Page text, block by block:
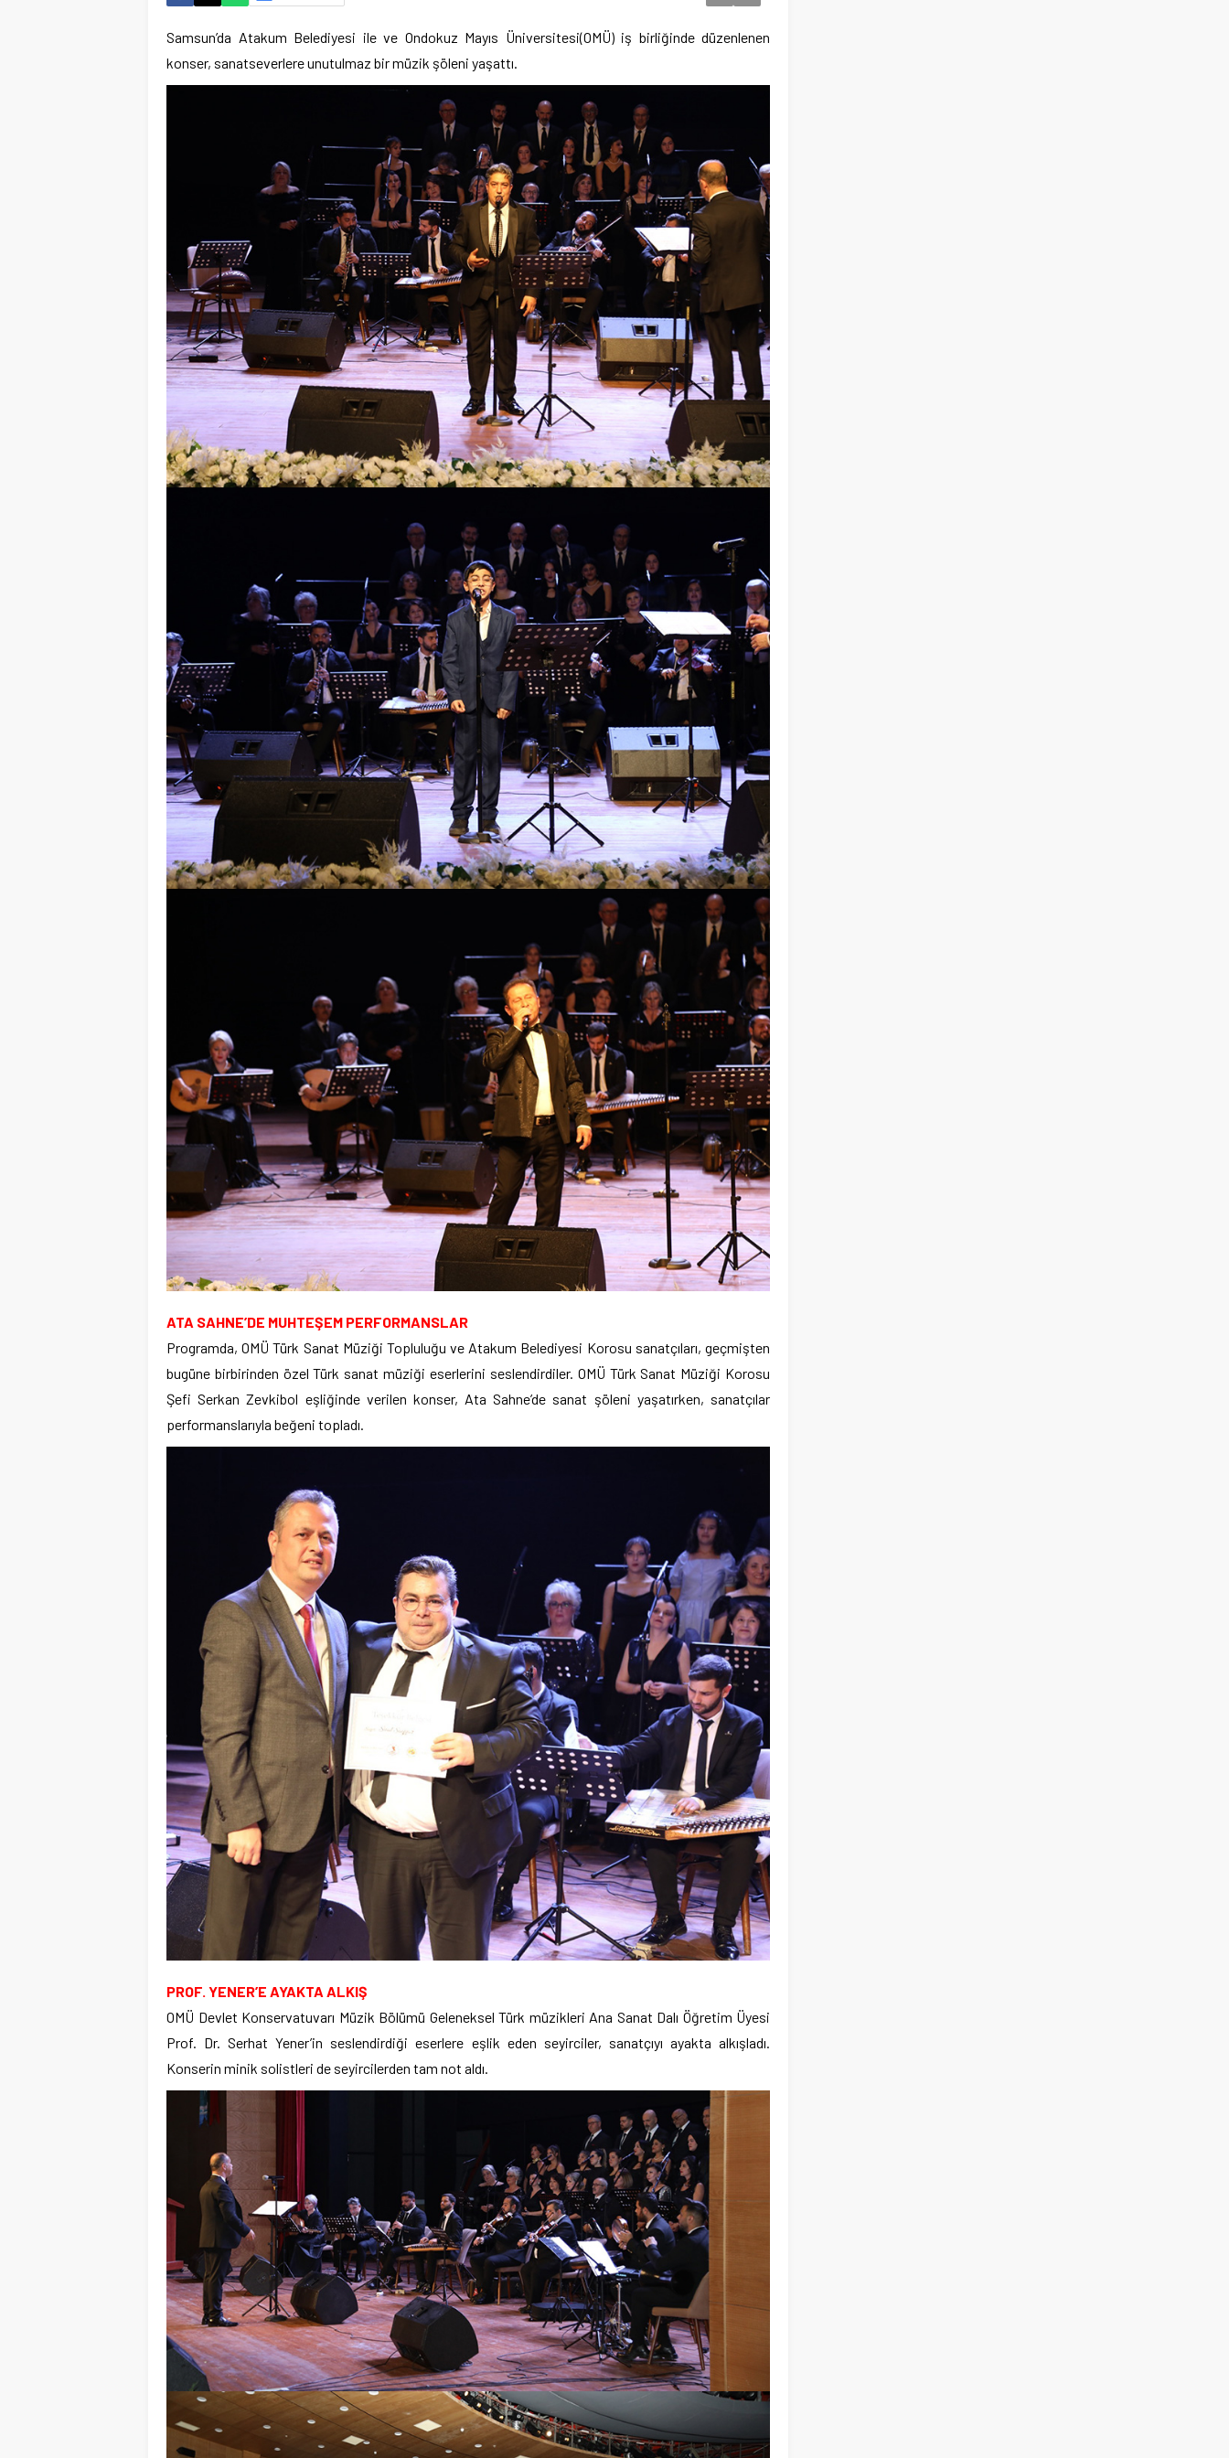
Samsun’da Atakum Belediyesi ile ve Ondokuz Mayıs Üniversitesi(OMÜ) iş birliğinde düzenlenen
konser, sanatseverlere unutulmaz bir müzik şöleni yaşattı.
ATA SAHNE’DE MUHTEŞEM PERFORMANSLAR
Programda, OMÜ Türk Sanat Müziği Topluluğu ve Atakum Belediyesi Korosu sanatçıları, geçmişten
bugüne birbirinden özel Türk sanat müziği eserlerini seslendirdiler. OMÜ Türk Sanat Müziği Korosu
Şefi Serkan Zevkibol eşliğinde verilen konser, Ata Sahne’de sanat şöleni yaşatırken, sanatçılar
performanslarıyla beğeni topladı.
PROF. YENER’E AYAKTA ALKIŞ
OMÜ Devlet Konservatuvarı Müzik Bölümü Geleneksel Türk müzikleri Ana Sanat Dalı Öğretim Üyesi
Prof. Dr. Serhat Yener’in seslendirdiği eserlere eşlik eden seyirciler, sanatçıyı ayakta alkışladı.
Konserin minik solistleri de seyircilerden tam not aldı.